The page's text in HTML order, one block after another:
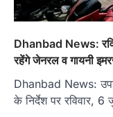
Dhanbad News:
रहेंगे जेनरल व गायनी
Dhanbad News:
के निर्देश पर रविवार,